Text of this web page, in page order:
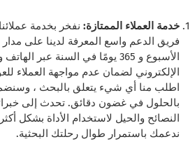
خدمة العملاء الممتازة: نفخر بخدمة
فريق الدعم واسع المعرفة لدينا على
الأسبوع و 365 يومًا في السنة عبر
الإلكتروني لضمان عدم مواجهة العملاء
اطلب منا أي شيء يتعلق بالبحث ،
بالحلول في غضون دقائق. تحدث إلى
النصائح والحيل لاستخدام الأداة بشكل
ندعمك باستمرار طوال رحلتك البحثية.